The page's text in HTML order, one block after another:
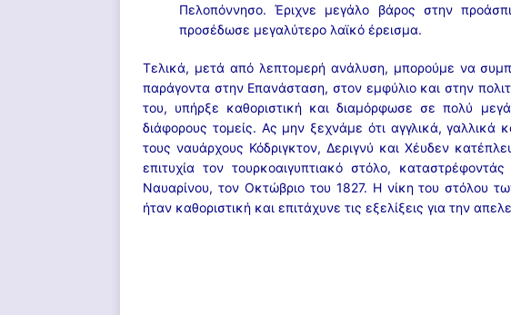
Πελοπόννησο. Έριχνε μεγάλο βάρος στην
προσέδωσε μεγαλύτερο λαϊκό έρεισμα.
Τελικά, μετά από λεπτομερή ανάλυση, μπορούμε να
παράγοντα στην Επανάσταση, στον εμφύλιο και στην
του, υπήρξε καθοριστική και διαμόρφωσε σε πολύ
διάφορους τομείς. Ας μην ξεχνάμε ότι αγγλικά, γαλλικά
τους ναυάρχους Κόδριγκτον, Δεριγνύ και Χέυδεν
επιτυχία τον τουρκοαιγυπτιακό στόλο,
Ναυαρίνου, τον Οκτώβριο του 1827. Η νίκη του στόλου
ήταν καθοριστική και επιτάχυνε τις εξελίξεις για την